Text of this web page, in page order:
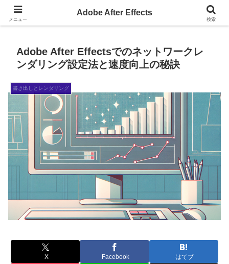
AdobeAfterEffectsの小ネタサイト
Adobe After Effectsでのネットワークレ
ンダリング設定法と速度向上の秘訣
書き出しとレンダリング
X Facebook はてブ
メニュー
Adobe After Effects
検索